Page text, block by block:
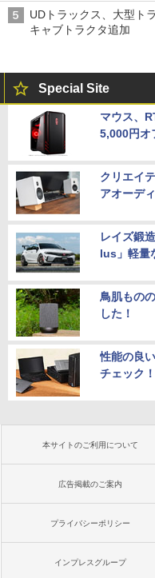
UDトラックス、大型ト
キャブトラクタ追加
Special Site
マウス、
5,000円オ
クリエイ
アオーデ
レイズ鍛
lus」軽量
鳥肌もの
した！
性能の良
チェック！
本サイトのご利用について
広告掲載のご案内
プライバシーポリシー
インプレスグループ